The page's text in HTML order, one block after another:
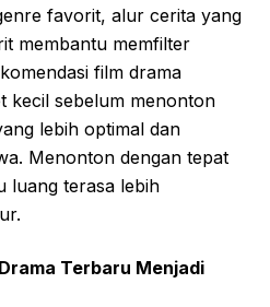
favorit, alur cerita yang
membantu memfilter
film drama
kecil sebelum menonton
lebih optimal dan
Menonton dengan tepat
luang terasa lebih
Terbaru Menjadi